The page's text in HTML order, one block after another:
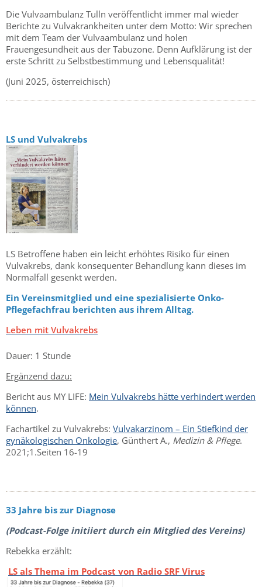
Die Vulvaambulanz Tulln veröffentlicht immer mal wieder
Berichte zu Vulvakrankheiten unter dem Motto: Wir sprechen
mit dem Team der Vulvaambulanz und holen
Frauengesundheit aus der Tabuzone. Denn Aufklärung ist der
erste Schritt zu Selbstbestimmung und Lebensqualität!
(Juni 2025, österreichisch)
LS und Vulvakrebs
LS Betroffene haben ein leicht erhöhtes Risiko für einen
Vulvakrebs, dank konsequenter Behandlung kann dieses im
Normalfall gesenkt werden.
Ein Vereinsmitglied und eine spezialisierte Onko-
Pflegefachfrau berichten aus ihrem Alltag.
Leben mit Vulvakrebs
Dauer: 1 Stunde
Ergänzend dazu:
Bericht aus MY LIFE: Mein Vulvakrebs hätte verhindert werden
können.
Fachartikel zu Vulvakrebs: Vulvakarzinom – Ein Stiefkind der
gynäkologischen Onkologie, Günthert A., Medizin & Pflege.
2021;1.Seiten 16-19
33 Jahre bis zur Diagnose
(Podcast-Folge initiiert durch ein Mitglied des Vereins)
Rebekka erzählt:
LS als Thema im Podcast von Radio SRF Virus